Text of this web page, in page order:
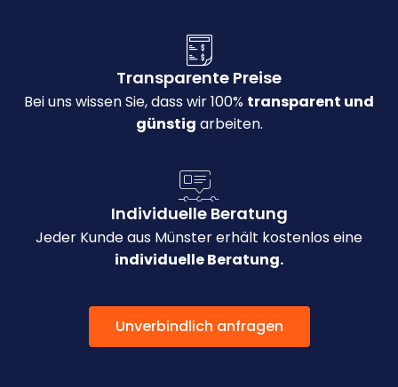
Transparente Preise
Bei uns wissen Sie, dass wir 100% transparent und
günstig arbeiten.
Individuelle Beratung
Jeder Kunde aus Münster erhält kostenlos eine
individuelle Beratung.
Unverbindlich anfragen